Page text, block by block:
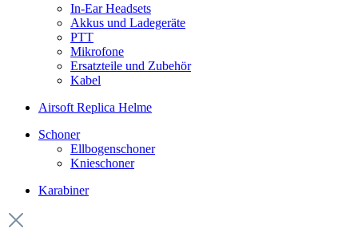
In-Ear Headsets
Akkus und Ladegeräte
PTT
Mikrofone
Ersatzteile und Zubehör
Kabel
Airsoft Replica Helme
Schoner
Ellbogenschoner
Knieschoner
Karabiner